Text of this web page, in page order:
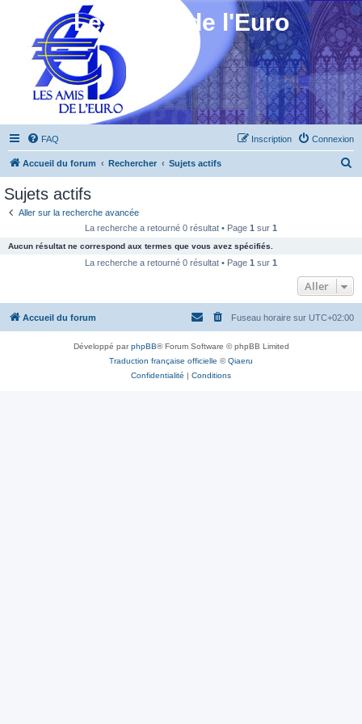
Les Amis de l'Euro
FAQ Connexion
Inscription
Accueil du forum Rechercher Sujets actifs
c
e
Sujets actifs
Aller sur la recherche avancée
La recherche a retourné 0 résultat • Page 1 sur 1
Aucun résultat ne correspond aux termes que vous avez spécifiés.
La recherche a retourné 0 résultat • Page 1 sur 1
Aller
Accueil du forum Fuseau horaire sur UTC+02:00
Développé parphpBB® Forum Software © phpBB Limited
Traduction française officielle ©Qiaeru
Confidentialité | Conditions